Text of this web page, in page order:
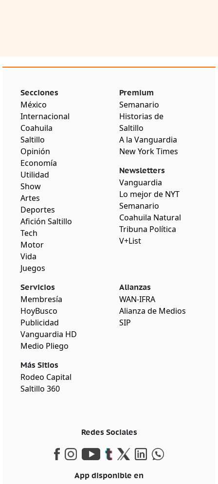
Secciones
México
Internacional
Coahuila
Saltillo
Opinión
Economía
Utilidad
Show
Artes
Deportes
Afición Saltillo
Tech
Motor
Vida
Juegos
Premium
Semanario
Historias de
Saltillo
A la Vanguardia
New York Times
Newsletters
Vanguardia
Lo mejor de NYT
Semanario
Coahuila Natural
Tribuna Política
V+List
Servicios
Membresía
HoyBusco
Publicidad
Vanguardia HD
Medio Pliego
Más Sitios
Rodeo Capital
Saltillo 360
Alianzas
WAN-IFRA
Alianza de Medios
SIP
Redes Sociales
App disponible en